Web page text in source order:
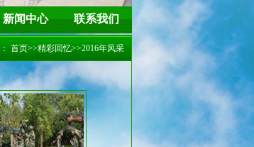
新闻中心 联系我们
首页>>精彩回忆>>2016年风采